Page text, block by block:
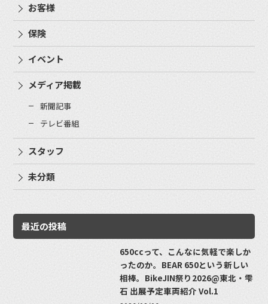
お客様
保険
イベント
メディア掲載
新聞記事
テレビ番組
スタッフ
未分類
最近の投稿
650ccって、こんなに気軽で楽しか
ったのか。BEAR 650という新しい
相棒。BikeJIN祭り2026@東北・雫
石 出展予定車両紹介 Vol.1